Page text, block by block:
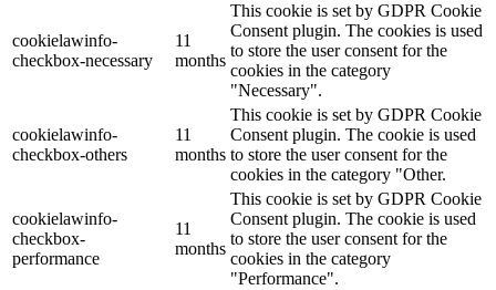
cookielawinfo-
checkbox-necessary
11
months
This cookie is set by GDPR Cookie
Consent plugin. The cookies is used
to store the user consent for the
cookies in the category
"Necessary".
cookielawinfo-
checkbox-others
11
months
This cookie is set by GDPR Cookie
Consent plugin. The cookie is used
to store the user consent for the
cookies in the category "Other.
cookielawinfo-
checkbox-
performance
11
months
This cookie is set by GDPR Cookie
Consent plugin. The cookie is used
to store the user consent for the
cookies in the category
"Performance".